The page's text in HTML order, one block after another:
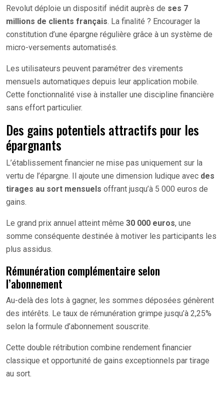
Revolut déploie un dispositif inédit auprès de ses 7
millions de clients français. La finalité ? Encourager la
constitution d’une épargne régulière grâce à un système de
micro-versements automatisés.
Les utilisateurs peuvent paramétrer des virements
mensuels automatiques depuis leur application mobile.
Cette fonctionnalité vise à installer une discipline financière
sans effort particulier.
Des gains potentiels attractifs pour les
épargnants
L’établissement financier ne mise pas uniquement sur la
vertu de l’épargne. Il ajoute une dimension ludique avec des
tirages au sort mensuels offrant jusqu’à 5 000 euros de
gains.
Le grand prix annuel atteint même 30 000 euros, une
somme conséquente destinée à motiver les participants les
plus assidus.
Rémunération complémentaire selon
l’abonnement
Au-delà des lots à gagner, les sommes déposées génèrent
des intérêts. Le taux de rémunération grimpe jusqu’à 2,25%
selon la formule d’abonnement souscrite.
Cette double rétribution combine rendement financier
classique et opportunité de gains exceptionnels par tirage
au sort.